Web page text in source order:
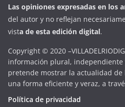
Las opiniones expresadas en los
del autor y no reflejan
vista de esta edición digital.
Copyright © 2020
información plural, independiente
pretende mostrar la actualidad
una forma eficiente y veraz, a
Política de privacidad